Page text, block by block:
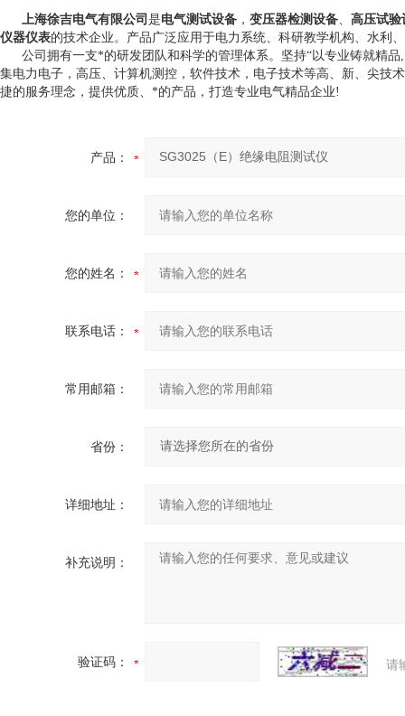
上海徐吉电气有限公司 是电气测试设备 ， 变压器检测设备、 高压试验
仪器仪表的技术企业。产品广泛应用于电力系统、科研教学机构、水利
公司拥有一支*的研发团队和科学的管理体系。坚持“以专业铸就精品
集电力电子，高压、计算机测控，软件技术，电子技术等高、新、尖技
捷的服务理念，提供优质、*的产品，打造专业电气精品企业!
产品：
您的单位：
您的姓名：
联系电话：
常用邮箱：
省份：
详细地址：
补充说明：
验证码： 请